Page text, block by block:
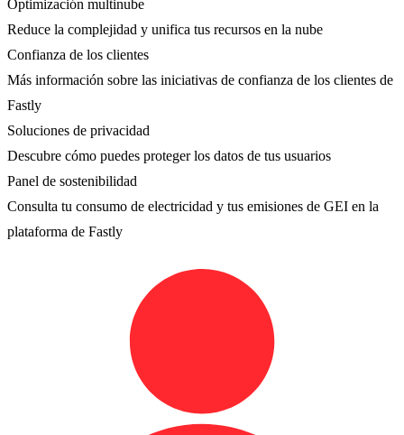
Optimización multinube
Reduce la complejidad y unifica tus recursos en la nube
Confianza de los clientes
Más información sobre las iniciativas de confianza de los clientes de
Fastly
Soluciones de privacidad
Descubre cómo puedes proteger los datos de tus usuarios
Panel de sostenibilidad
Consulta tu consumo de electricidad y tus emisiones de GEI en la
plataforma de Fastly